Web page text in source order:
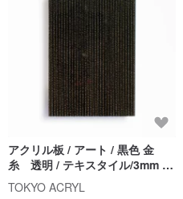
アクリル板 / アート / 黒色 金
糸 透明 / テキスタイル/3mm /
ポストカードサイズ
TOKYO ACRYL